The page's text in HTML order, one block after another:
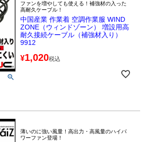
ファンを増やしても使える！補強材の入った
高耐久ケーブル！
中国産業 作業着 空調作業服 WIND
ZONE（ウィンドゾーン） 増設用高
耐久接続ケーブル（補強材入り）
9912
¥1,020税込
薄いのに強い風量！高出力・高風量のハイパ
ワーファン登場！